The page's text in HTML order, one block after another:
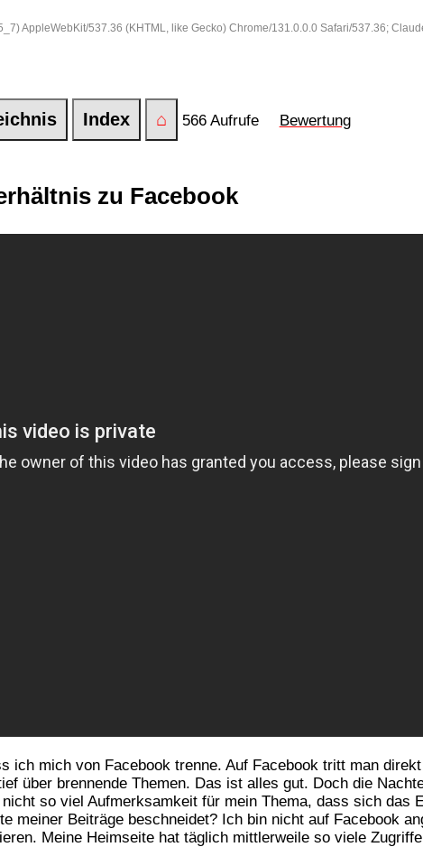
AppleWebKit/537.36 (KHTML, like Gecko) Chrome/131.0.0.0 Safari/537.36;
Index ⌂ 566 Aufrufe Bewertung
zu Facebook
ich mich von Facebook trenne. Auf Facebook tritt man
über brennende Themen. Das ist alles gut. Doch die
so viel Aufmerksamkeit für mein Thema, dass sich das
meiner Beiträge beschneidet? Ich bin nicht auf Facebook
Meine Heimseite hat täglich mittlerweile so viele